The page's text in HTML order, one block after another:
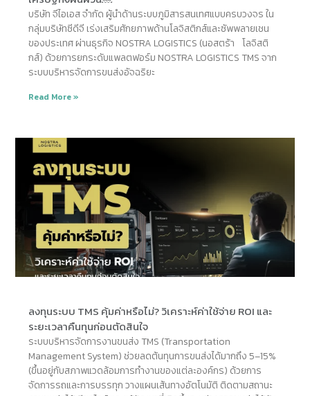
บริษัท จีไอเอส จำกัด ผู้นำด้านระบบภูมิสารสนเทศแบบครบวงจร ใน
กลุ่มบริษัทซีดีจี เร่งเสริมศักยภาพด้านโลจิสติกส์และซัพพลายเชน
ของประเทศ ผ่านธุรกิจ NOSTRA LOGISTICS (นอสตร้า โลจิสติ
กส์) ด้วยการยกระดับแพลตฟอร์ม NOSTRA LOGISTICS TMS จาก
ระบบบริหารจัดการขนส่งอัจฉริยะ
Read More »
ลงทุนระบบ TMS คุ้มค่าหรือไม่? วิเคราะห์ค่าใช้จ่าย ROI และ
ระยะเวลาคืนทุนก่อนตัดสินใจ
ระบบบริหารจัดการงานขนส่ง TMS (Transportation
Management System) ช่วยลดต้นทุนการขนส่งได้มากถึง 5–15%
(ขึ้นอยู่กับสภาพแวดล้อมการทำงานของแต่ละองค์กร) ด้วยการ
จัดการรถและการบรรทุก วางแผนเส้นทางอัตโนมัติ ติดตามสถานะ